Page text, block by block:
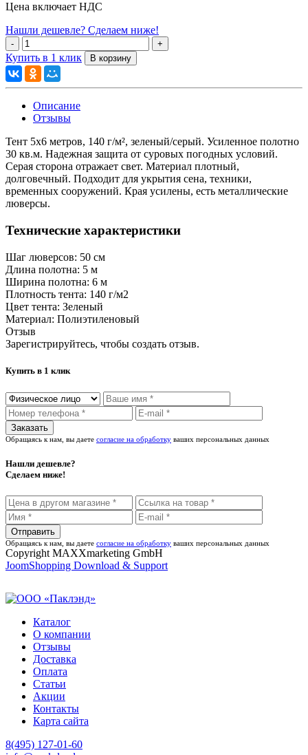
Цена включает НДС
Нашли дешевле? Сделаем ниже!
Купить в 1 клик
Описание
Отзывы
Тент 5х6 метров, 140 г/м², зеленый/серый. Усиленное полотно
30 кв.м. Надежная защита от суровых погодных условий.
Серая сторона отражает свет. Материал плотный,
долговечный. Подходит для укрытия сена, техники,
временных сооружений. Края усилены, есть металлические
люверсы.
Технические характеристики
Шаг люверсов: 50 см
Длина полотна: 5 м
Ширина полотна: 6 м
Плотность тента: 140 г/м2
Цвет тента: Зеленый
Материал: Полиэтиленовый
Отзыв
Зарегистрируйтесь, чтобы создать отзыв.
Купить в 1 клик
Обращаясь к нам, вы даете согласие на обработку ваших персональных данных
Нашли дешевле?
Сделаем ниже!
Обращаясь к нам, вы даете согласие на обработку ваших персональных данных
Copyright MAXXmarketing GmbH
JoomShopping Download & Support
Каталог
О компании
Отзывы
Доставка
Оплата
Статьи
Акции
Контакты
Карта сайта
8(495) 127-01-60